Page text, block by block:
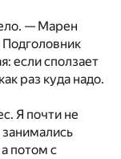
— Марен
Подголовник
если сползает
раз куда надо.
Я почти не
потом с